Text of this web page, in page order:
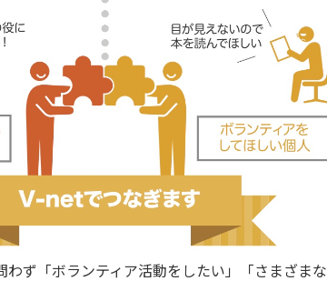
わず「ボランティア活動をしたい」「さまざま